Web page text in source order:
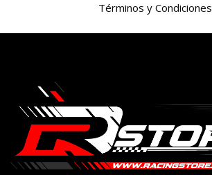
Términos y Condiciones